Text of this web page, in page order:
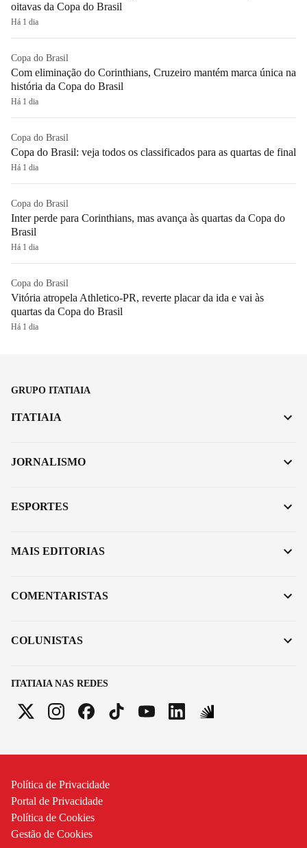
oitavas da Copa do Brasil
Há 1 dia
Copa do Brasil
Com eliminação do Corinthians, Cruzeiro mantém marca única na
história da Copa do Brasil
Há 1 dia
Copa do Brasil
Copa do Brasil: veja todos os classificados para as quartas de final
Há 1 dia
Copa do Brasil
Inter perde para Corinthians, mas avança às quartas da Copa do
Brasil
Há 1 dia
Copa do Brasil
Vitória atropela Athletico-PR, reverte placar da ida e vai às
quartas da Copa do Brasil
Há 1 dia
GRUPO ITATIAIA
ITATIAIA NAS REDES
ITATIAIA
JORNALISMO
ESPORTES
MAIS EDITORIAS
COMENTARISTAS
COLUNISTAS
Política de Privacidade
Portal de Privacidade
Política de Cookies
Gestão de Cookies